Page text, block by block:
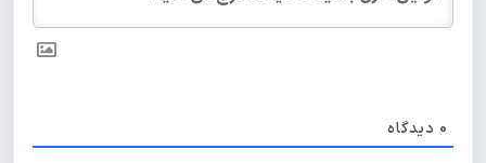
0 دیدگاه